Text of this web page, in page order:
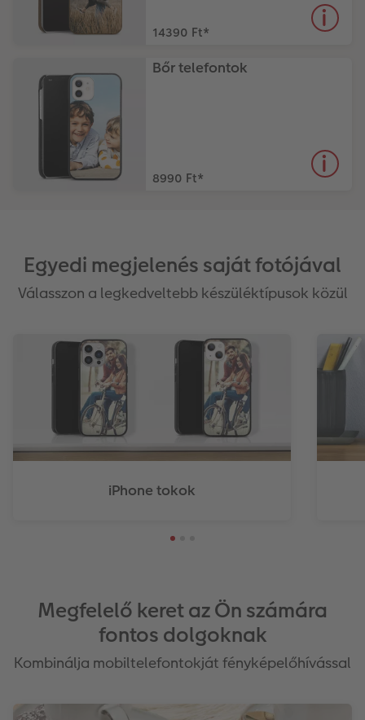
Bőr telefontok
8990 Ft*
14390 Ft*
Egyedi megjelenés saját fotójával
Válasszon a legkedveltebb készüléktípusok közül
iPhone tokok
Megfelelő keret az Ön számára
fontos dolgoknak
Kombinálja mobiltelefontokját fényképelőhívással